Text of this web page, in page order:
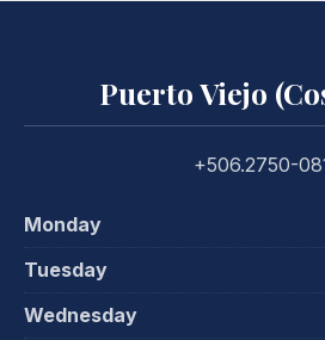
Puerto Viejo
+506.2750-
Monday
Tuesday
Wednesday